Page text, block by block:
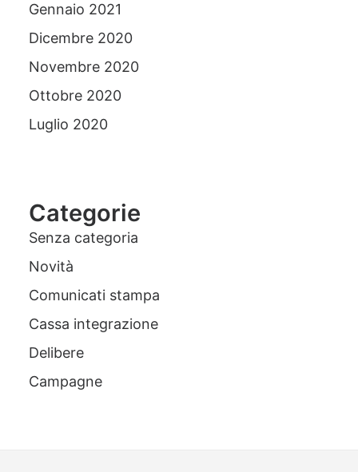
Gennaio 2021
Dicembre 2020
Novembre 2020
Ottobre 2020
Luglio 2020
Categorie
Senza categoria
Novità
Comunicati stampa
Cassa integrazione
Delibere
Campagne